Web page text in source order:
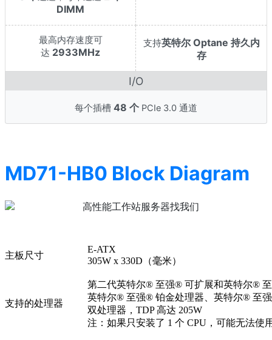
DIMM
最高内存速度可
达 2933MHz
支持英特尔 Optane 持久内
存
I/O
每个插槽 48 个 PCIe 3.0 通道
MD71-HB0 Block Diagram
主板尺寸
E-ATX
305W x 330D（毫米）
支持的处理器
第二代英特尔® 至强® 可扩展和英特尔®
英特尔® 至强® 铂金处理器、英特尔® 至
双处理器，TDP 高达 205W
注：如果只安装了 1 个 CPU，可能无法使